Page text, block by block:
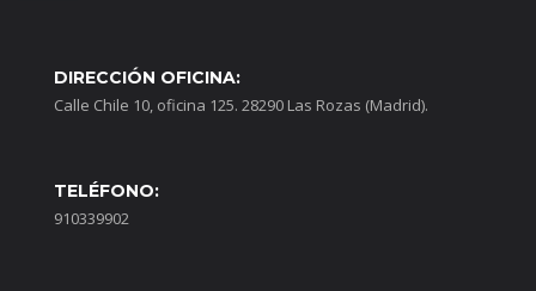
DIRECCIÓN OFICINA:
Calle Chile 10, oficina 125. 28290 Las Rozas (Madrid).
TELÉFONO:
910339902